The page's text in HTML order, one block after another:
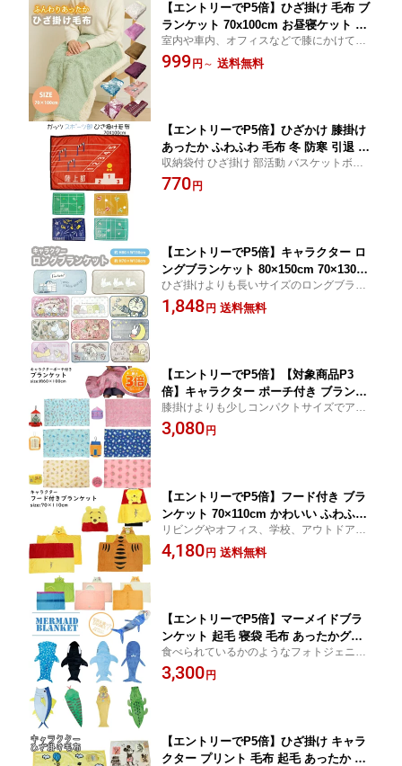
【エントリーでP5倍】ひざ掛け 毛布 ブ
ランケット 70x100cm お昼寝ケット ク
ォーター ケット キッズ ベビー フラン
ネル ふわふわ お昼寝 子供 北欧 ノルデ
室内や車内、オフィスなどで膝にかけて防
寒対策として使用できます。ポリエステル
素材を使用している為、軽くて柔らかい肌
999 円 ～ 送料無料
【エントリーでP5倍】ひざかけ 膝掛け
あったか ふわふわ 毛布 冬 防寒 引退 卒
業 部活 チーム 応援グッズ チームグッ
ズ 学校 応援 おそろい クラブ プリント
収納袋付 ひざ掛け 部活動 バスケットボー
ル バレーボール テニス バトミントン 陸上
吹奏楽部部活動 膝掛け スクール 思い出 プ
770 円
【エントリーでP5倍】キャラクター ロ
ングブランケット 80×150cm 70×130cm
ひざ掛け ブランケット ロング お昼寝
ケット 毛布 大きめ 長め あったか ふわ
ひざ掛けよりも長いサイズのロングブラン
ケット。腰に巻いたり、肩から羽織るのに
便利なサイズです。
1,848 円 送料無料
【エントリーでP5倍】【対象商品P3
倍】キャラクター ポーチ付き ブランケ
ット 約60×100cm コンパクト 小さめ
膝掛けよりも少しコンパクトサイズでアウ
トドアや旅行にぴったりなサイズ感です。
ポーチ付きで収納時はコンパクトサイズで
3,080 円
【エントリーでP5倍】フード付き ブラ
ンケット 70×110cm かわいい ふわふわ
おしゃれ 防寒グッズ
リビングやオフィス、学校、アウトドアな
ど、冬場は何枚あっても嬉しいブランケッ
ト。羽織った時にずれ落ちにくいスナップ
4,180 円 送料無料
【エントリーでP5倍】マーメイドブラ
ンケット 起毛 寝袋 毛布 あったかグッ
ズ マスコット ふわふわ おしゃれ 省エ
ネ 防寒グッズ プレゼント ギフト 賞品
食べられているかのようなフォトジェニッ
クな穿く毛布です。 足をすっぽり包めるた
め、使ってみるととても暖か! 見た目だけで
3,300 円
【エントリーでP5倍】ひざ掛け キャラ
クター プリント 毛布 起毛 あったか ベ